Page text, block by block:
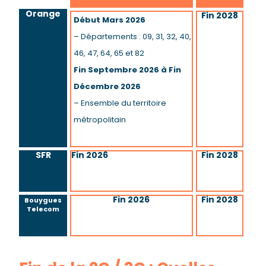
Orange
SFR
Bouygues
Telecom
Début Mars 2026
– Départements : 09, 31, 32, 40,
46, 47, 64, 65 et 82
Fin Septembre 2026 à Fin
Décembre 2026
– Ensemble du territoire
métropolitain
Fin 2026
Fin 2026
Fin 2028
Fin 2028
Fin 2028